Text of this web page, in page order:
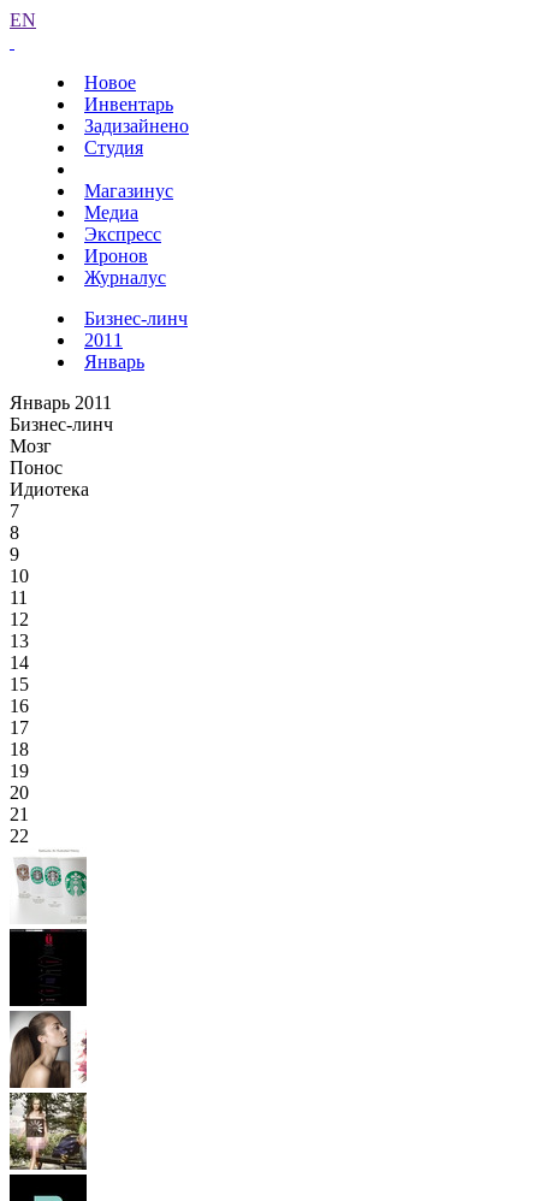
EN
Новое
Инвентарь
Задизайнено
Студия
Магазинус
Медиа
Экспресс
Иронов
Журналус
Бизнес-линч
2011
Январь
Январь 2011
Бизнес-линч
Мозг
Понос
Идиотека
7
8
9
10
11
12
13
14
15
16
17
18
19
20
21
22